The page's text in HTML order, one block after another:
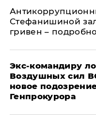
Стефанишиной
гривен –
Экс-командиру
Воздушных сил
новое
Генпрокурора